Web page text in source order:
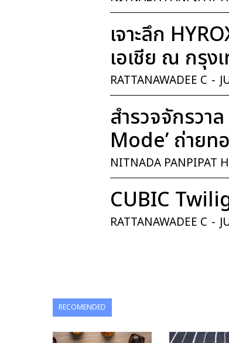
เจาะลึก
เอเชีย ณ กรุง
RATTANAWADEE C -
สำรวจจักรวา
Mode’ ถ่ายท
NITNADA PANPIPAT
CUBIC
RATTANAWADEE C -
RECOMENDED